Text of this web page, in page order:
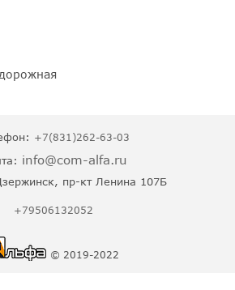
+7(831)262-63-03
info@com-alfa.ru
пр-кт Ленина 107Б
+79506132052
© 2019-2022